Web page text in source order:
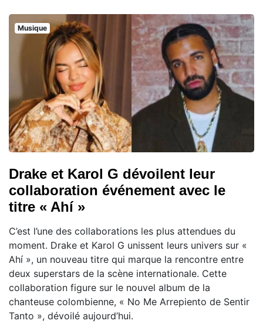
Musique
Drake et Karol G dévoilent leur
collaboration événement avec le
titre « Ahí »
C’est l’une des collaborations les plus attendues du
moment. Drake et Karol G unissent leurs univers sur «
Ahí », un nouveau titre qui marque la rencontre entre
deux superstars de la scène internationale. Cette
collaboration figure sur le nouvel album de la
chanteuse colombienne, « No Me Arrepiento de Sentir
Tanto », dévoilé aujourd’hui.